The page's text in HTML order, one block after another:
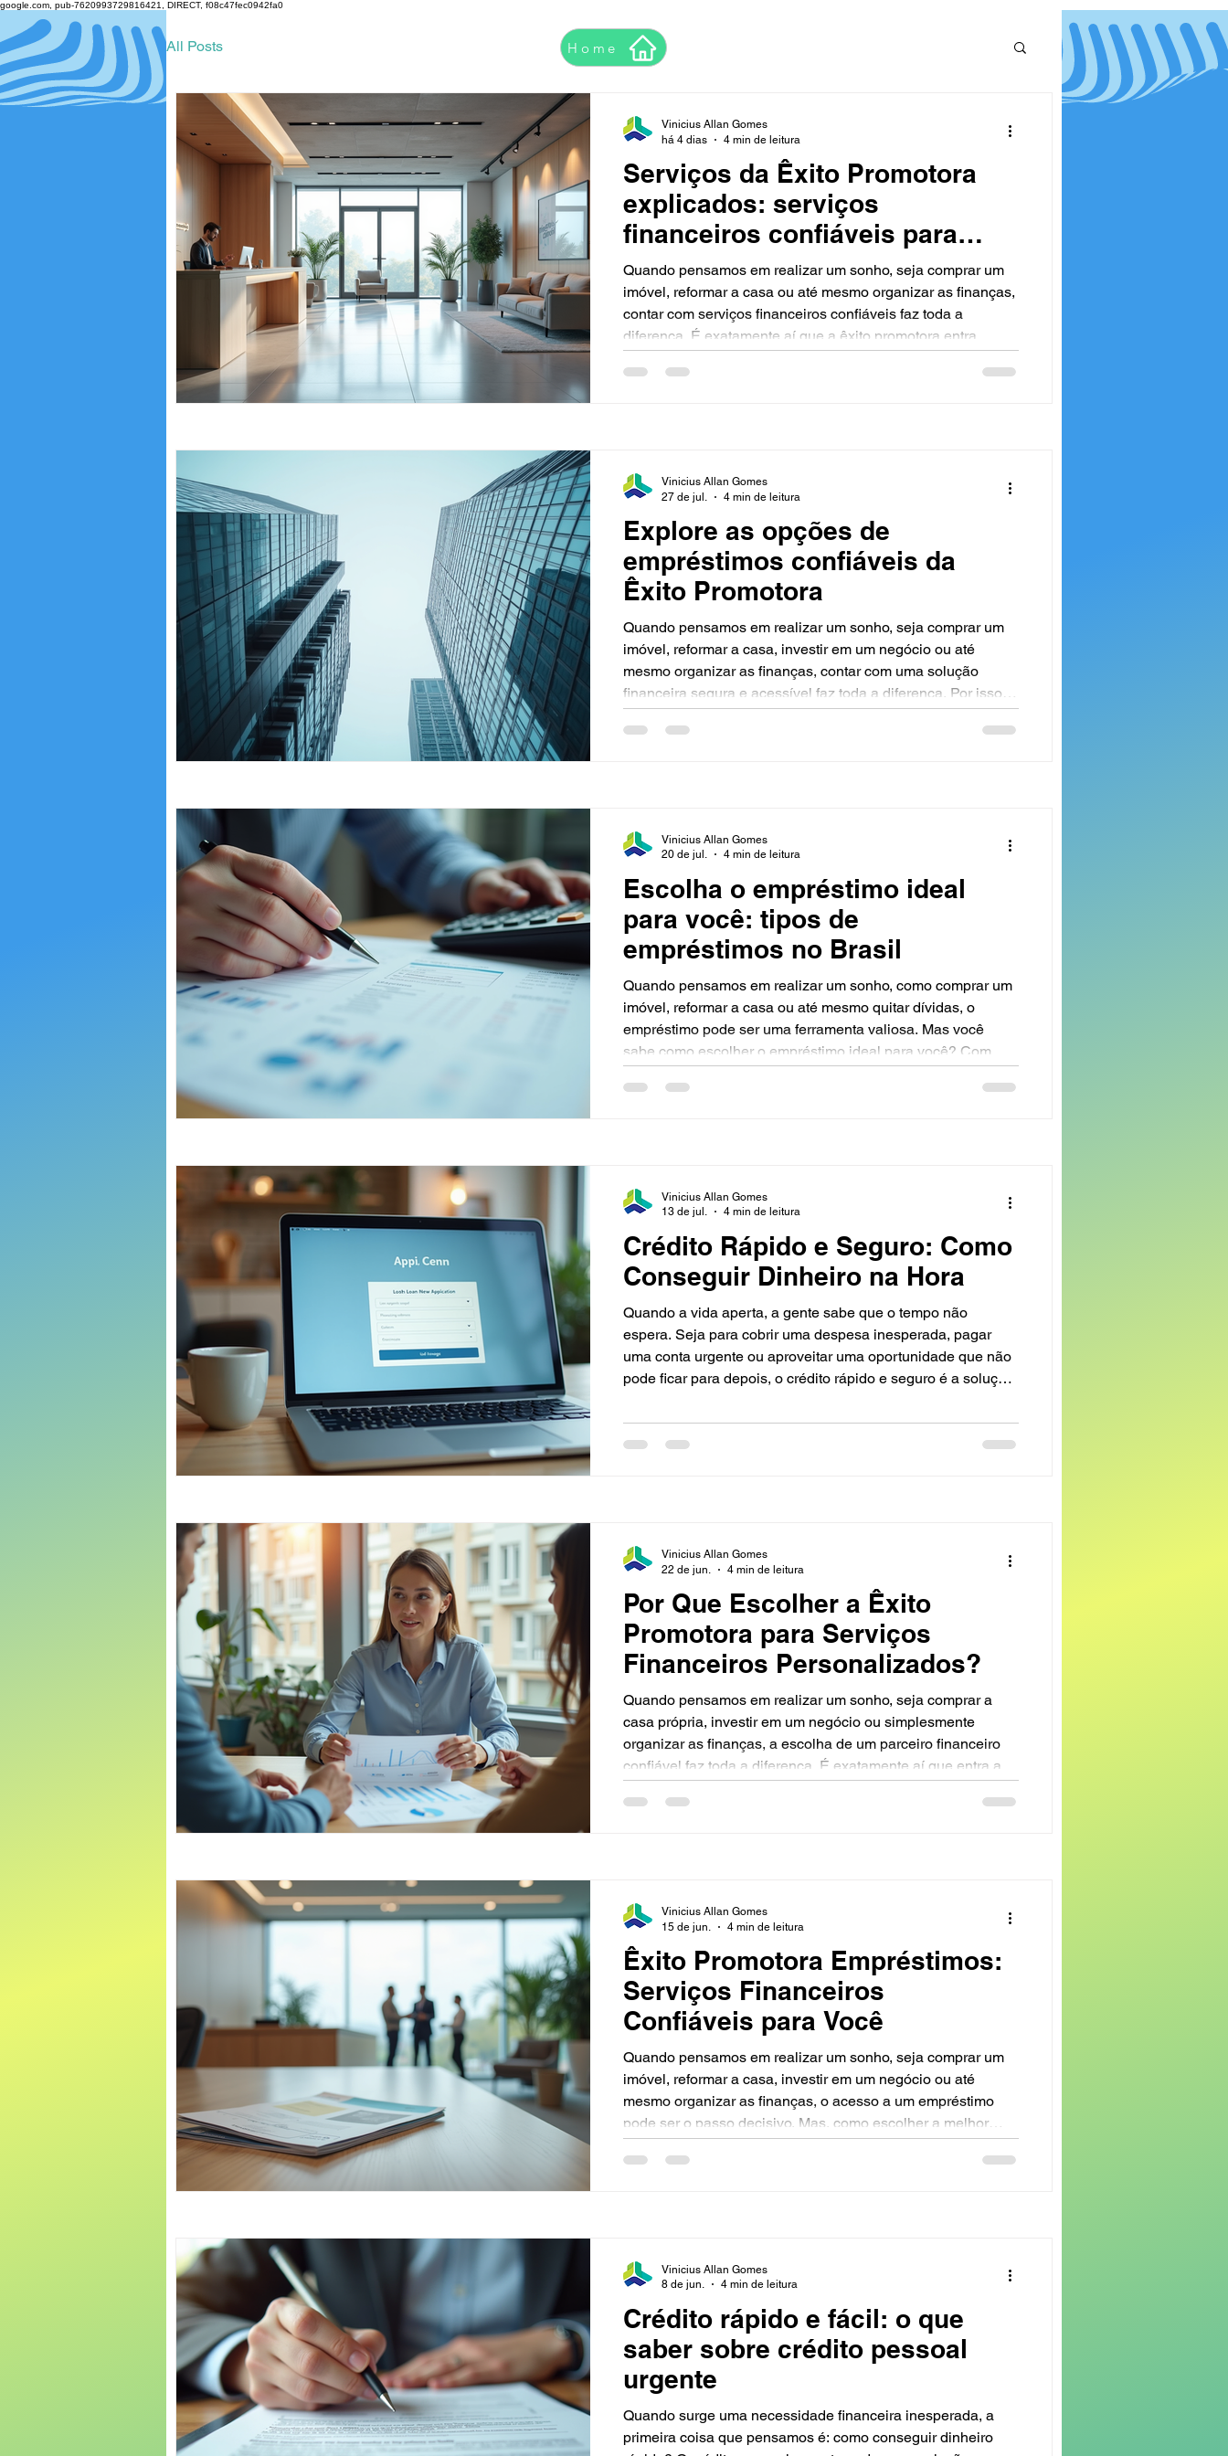
google.com, pub-7620993729816421, DIRECT, f08c47fec0942fa0
All Posts
Serviços da Êxito Promotora
explicados: serviços
financeiros confiáveis para
você
Quando pensamos em realizar um sonho, seja comprar um
imóvel, reformar a casa ou até mesmo organizar as finanças,
contar com serviços financeiros confiáveis faz toda a
diferença. É exatamente aí que a êxito promotora entra,
trabalhadores CLT, servidores públicos, militares e
Vinicius Allan Gomes
há 4 dias
4 min de leitura
Explore as opções de
empréstimos confiáveis da
Êxito Promotora
Quando pensamos em realizar um sonho, seja comprar um
imóvel, reformar a casa, investir em um negócio ou até
mesmo organizar as finanças, contar com uma solução
financeira segura e acessível faz toda a diferença. Por isso,
confiáveis que a Êxito Promotora oferece para trabalhadores
Vinicius Allan Gomes
27 de jul.
4 min de leitura
Escolha o empréstimo ideal
para você: tipos de
empréstimos no Brasil
Quando pensamos em realizar um sonho, como comprar um
imóvel, reformar a casa ou até mesmo quitar dívidas, o
empréstimo pode ser uma ferramenta valiosa. Mas você
sabe como escolher o empréstimo ideal para você? Com
empréstimos no Brasil é fundamental para tomar uma
Vinicius Allan Gomes
20 de jul.
4 min de leitura
Crédito Rápido e Seguro: Como
Conseguir Dinheiro na Hora
Quando a vida aperta, a gente sabe que o tempo não
espera. Seja para cobrir uma despesa inesperada, pagar
uma conta urgente ou aproveitar uma oportunidade que não
pode ficar para depois, o crédito rápido e seguro é a solução
esse dinheiro de forma prática, confiável e sem dor de
cabeça? Vou te contar tudo o que aprendi sobre o assunto,
Vinicius Allan Gomes
13 de jul.
4 min de leitura
Por Que Escolher a Êxito
Promotora para Serviços
Financeiros Personalizados?
Quando pensamos em realizar um sonho, seja comprar a
casa própria, investir em um negócio ou simplesmente
organizar as finanças, a escolha de um parceiro financeiro
confiável faz toda a diferença. É exatamente aí que entra a
necessidades e oferece soluções sob medida. Por isso,
Vinicius Allan Gomes
22 de jun.
4 min de leitura
Êxito Promotora Empréstimos:
Serviços Financeiros
Confiáveis para Você
Quando pensamos em realizar um sonho, seja comprar um
imóvel, reformar a casa, investir em um negócio ou até
mesmo organizar as finanças, o acesso a um empréstimo
pode ser o passo decisivo. Mas, como escolher a melhor
financeiros confiáveis. Hoje, vou compartilhar tudo o que
Vinicius Allan Gomes
15 de jun.
4 min de leitura
Crédito rápido e fácil: o que
saber sobre crédito pessoal
urgente
Quando surge uma necessidade financeira inesperada, a
primeira coisa que pensamos é: como conseguir dinheiro
Vinicius Allan Gomes
8 de jun.
4 min de leitura
Home